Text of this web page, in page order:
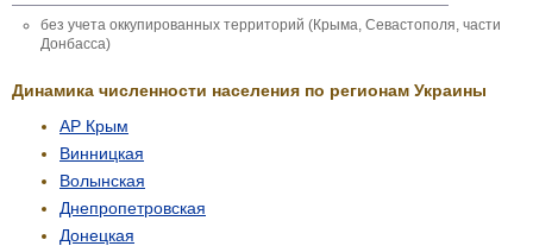
без учета оккупированных территорий (Крыма, Севастополя, части
Донбасса)
Динамика численности населения по регионам Украины
АР Крым
Винницкая
Волынская
Днепропетровская
Донецкая